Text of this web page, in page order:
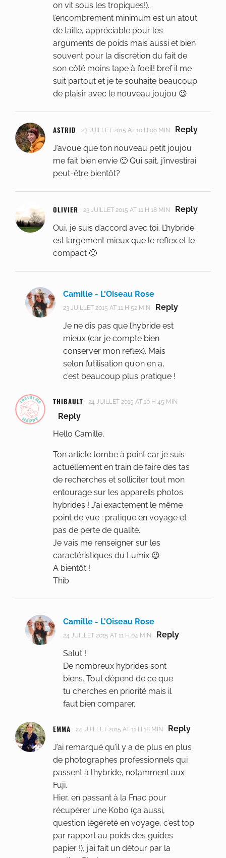
on vit sous les tropiques!)..
l’encombrement minimum est un atout
de taille, appréciable pour les
arguments de poids mais aussi et bien
souvent pour la discrétion du fait de
son côté moins tape à l’oeil! bref il me
suit partout et je te souhaite beaucoup
de plaisir avec le nouveau joujou 😉
ASTRID 23 JUILLET 2015 AT 10 H 06 MIN
Reply
J’avoue que ton nouveau petit joujou
me fait bien envie 🙂 Qui sait, j’investirai
peut-être bientôt?
OLIVIER 23 JUILLET 2015 AT 11 H 18 MIN
Reply
Oui, je suis d’accord avec toi. L’hybride
est largement mieux que le reflex et le
compact 🙂
Camille - L'Oiseau Rose
23 JUILLET 2015 AT 11 H 52 MIN
Reply
Je ne dis pas que l’hybride est
mieux (car je compte bien
conserver mon reflex). Mais
selon l’utilisation qu’on en a,
c’est beaucoup plus pratique !
THIBAULT 24 JUILLET 2015 AT 10 H 45 MIN
Reply
Hello Camille,
Ton article tombe à point car je suis
actuellement en train de faire des tas
de recherches et solliciter tout mon
entourage sur les appareils photos
hybrides ! J’ai exactement le même
point de vue : pratique en voyage et
pas de perte de qualité.
Je vais me renseigner sur les
caractéristiques du Lumix 😉
A bientôt !
Thib
Camille - L'Oiseau Rose
24 JUILLET 2015 AT 11 H 04 MIN
Reply
Salut !
De nombreux hybrides sont
biens. Tout dépend de ce que
tu cherches en priorité mais il
faut bien comparer.
EMMA 24 JUILLET 2015 AT 11 H 18 MIN
Reply
J’ai remarqué qu’il y a de plus en plus
de photographes professionnels qui
passent à l’hybride, notamment aux
Fuji.
Hier, en passant à la Fnac pour
récupérer une Kobo (ça aussi,
question légèreté en voyage, c’est top
par rapport au poids des guides
papier !), j’ai fait un détour par la